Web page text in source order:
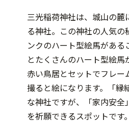
三光稲荷神社は、城山の麓
る神社。この神社の人気の
ンクのハート型絵馬がある
とたくさんのハート型絵馬
赤い鳥居とセットでフレー
撮ると絵になります。「縁
な神社ですが、「家内安全
を祈願できるスポットです